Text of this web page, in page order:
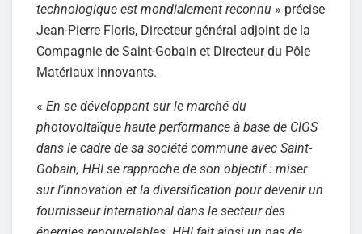
technologique est mondialement reconnu » précise
Jean-Pierre Floris, Directeur général adjoint de la
Compagnie de Saint-Gobain et Directeur du Pôle
Matériaux Innovants.
« En se développant sur le marché du
photovoltaïque haute performance à base de CIGS
dans le cadre de sa société commune avec Saint-
Gobain, HHI se rapproche de son objectif : miser
sur l’innovation et la diversification pour devenir un
fournisseur international dans le secteur des